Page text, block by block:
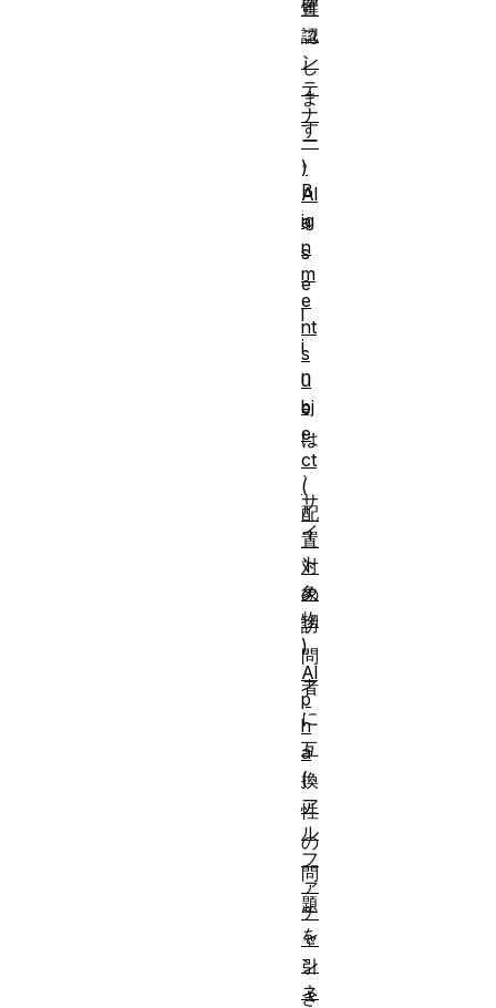
認
し
ま
す
。
B
a
s
e
l
i
n
e
は
、
サ
イ
ト
の
訪
問
者
に
互
換
性
の
問
題
を
引
き
置
コ
ン
テ
ナ
ー
)
Al
ig
n
m
e
nt
s
u
bj
e
ct
(
配
置
対
象
物
)
Al
p
h
a
(
ア
ル
フ
ァ
チ
ャ
ン
ネ